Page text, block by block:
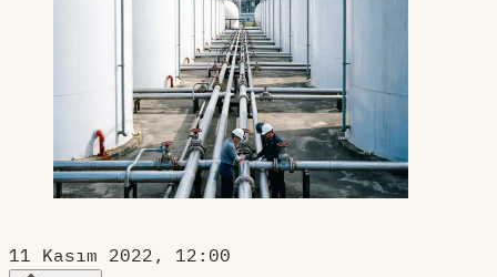
11 Kasım 2022, 12:00